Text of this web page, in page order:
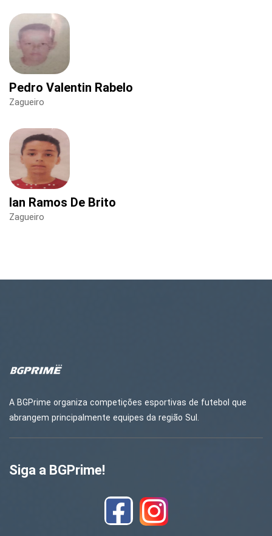
Pedro Valentin Rabelo
Zagueiro
Ian Ramos De Brito
Zagueiro
A BGPrime organiza competições esportivas de futebol que
abrangem principalmente equipes da região Sul.
Siga a BGPrime!